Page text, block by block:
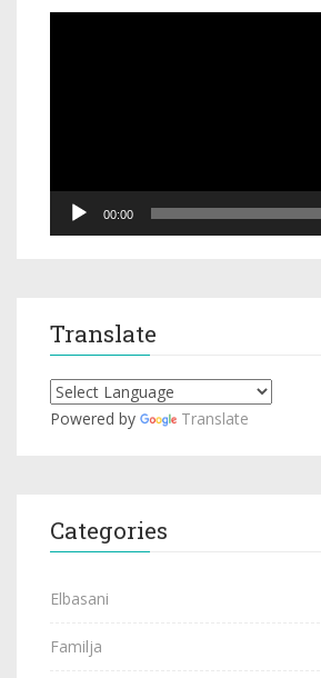
00:00
Translate
Powered by Translate
Categories
Elbasani
Familja